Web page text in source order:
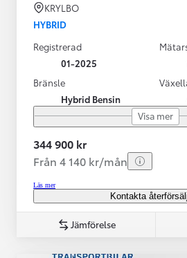
KRYLBO
HYBRID
Registrerad
01-2025
Bränsle
Hybrid Bensin
Visa mer
344 900 kr
Från 4 140 kr/mån
Läs mer
Kontakta
Jämförelse